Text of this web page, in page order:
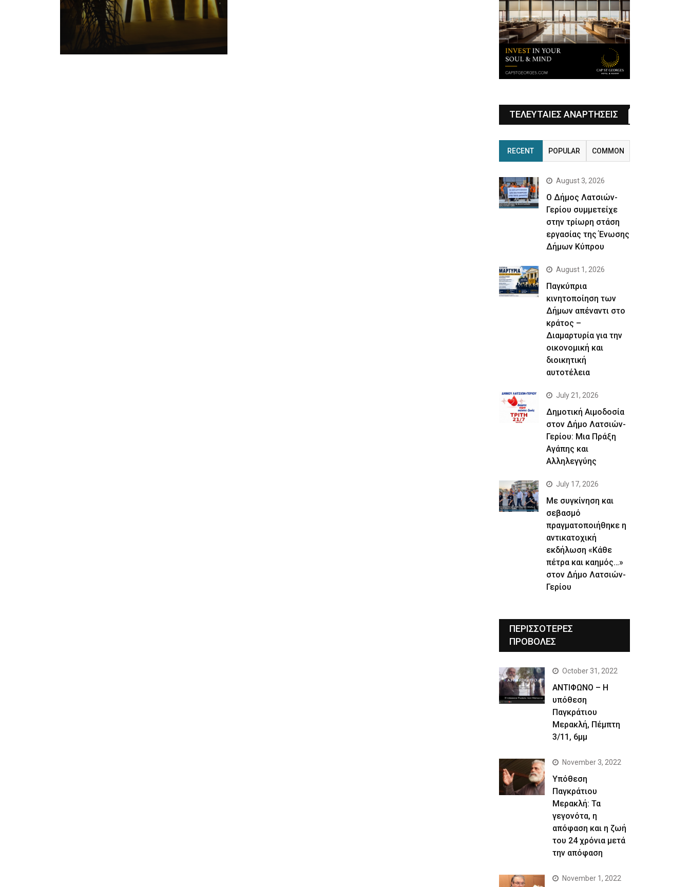
ΤΕΛΕΥΤΑΙΕΣ ΑΝΑΡΤΗΣΕΙΣ
RECENT POPULAR COMMON
August 3, 2026
Ο Δήμος Λατσιών-
Γερίου συμμετείχε
στην τρίωρη στάση
εργασίας της Ένωσης
Δήμων Κύπρου
August 1, 2026
Παγκύπρια
κινητοποίηση των
Δήμων απέναντι στο
κράτος –
Διαμαρτυρία για την
οικονομική και
διοικητική
αυτοτέλεια
July 21, 2026
Δημοτική Αιμοδοσία
στον Δήμο Λατσιών-
Γερίου: Μια Πράξη
Αγάπης και
Αλληλεγγύης
July 17, 2026
Με συγκίνηση και
σεβασμό
πραγματοποιήθηκε η
αντικατοχική
εκδήλωση «Κάθε
πέτρα και καημός…»
στον Δήμο Λατσιών-
Γερίου
ΠΕΡΙΣΣΟΤΕΡΕΣ
ΠΡΟΒΟΛΕΣ
October 31, 2022
ΑΝΤΙΦΩΝΟ – Η
υπόθεση
Παγκράτιου
Μερακλή, Πέμπτη
3/11, 6μμ
November 3, 2022
Yπόθεση
Παγκράτιου
Μερακλή: Τα
γεγονότα, η
απόφαση και η ζωή
του 24 χρόνια μετά
την απόφαση
November 1, 2022